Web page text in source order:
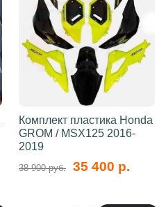
Комплект пластика Honda
GROM / MSX125 2016-
2019
38 900 руб. 35 400 р.